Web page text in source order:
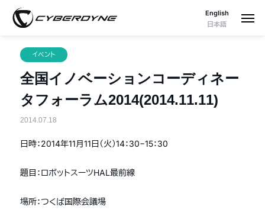
English
日本語
イベント
全国イノベーションコーディネー
タフォーラム2014(2014.11.11)
2014.07.18
日時：2014年11月11日（火）14：30−15：30
題目：ロボットスーツHAL最前線
場所：つくば国際会議場